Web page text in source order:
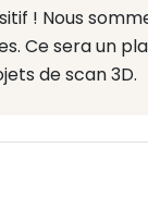
! Nous
Ce sera un
de scan 3D.